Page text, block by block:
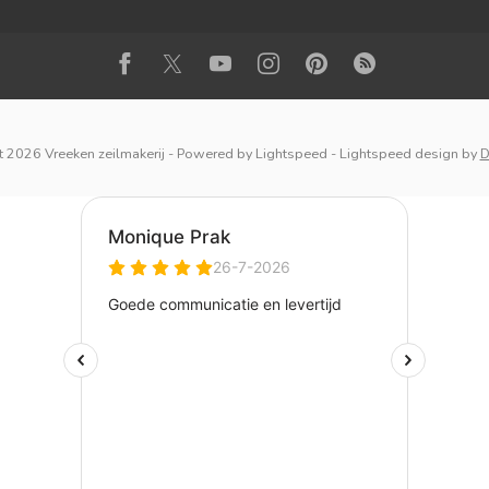
Vreeken zeilmakerij - Powered by Lightspeed - Lightspeed design by